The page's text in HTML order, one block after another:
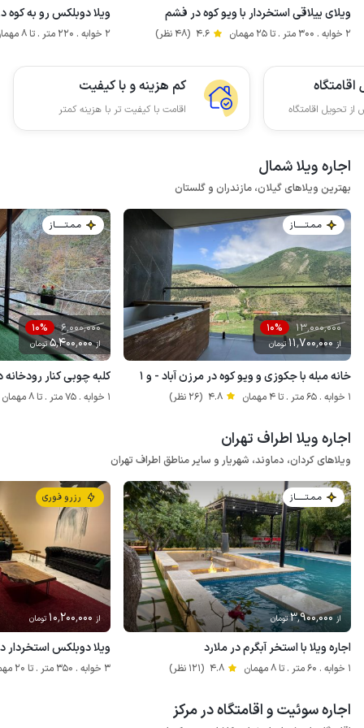
ویلای ییلاقی استخردار با ویو کوه در فشم
2 خوابه . 300 متر . تا 25 مهمان 4.6 (48 نظر)
ویلا دوبلکس رو به کوه
2 خوابه . 220 متر . تا 8 مهمان
تحویل اقامتگاه
کم هزینه و با کیفیت
اقامت با کیفیت تر با هزینه کمتر
اجاره ویلا شمال
بهترین ویلاهای گیلان، مازندران و گلستان
مـمـتــــــاز
13٬000٬000 10%
از 11٬700٬000تومان
خانه مبله با جکوزی و ویو کوه در مرزن آباد - و ۱
1 خوابه . 65 متر . تا 4 مهمان 4.8 (26 نظر)
مـمـتــــــاز
6٬000٬000 10%
از 5٬400٬000تومان
کلبه چوبی کنار
1 خوابه . 75 متر . تا 8 مهمان
اجاره ویلا اطراف تهران
ویلاهای کردان، دماوند، شهریار و سایر مناطق اطراف تهران
مـمـتــــــاز
از 3٬900٬000تومان
اجاره ویلا با استخر آبگرم در ملارد
1 خوابه . 60 متر . تا 8 مهمان 4.8 (121 نظر)
رزرو فوری
از 10٬200٬000 تومان
ویلا دوبلکس
3 خوابه . 350 متر . تا 20 مهمان
اجاره سوئیت و اقامتگاه در مرکز